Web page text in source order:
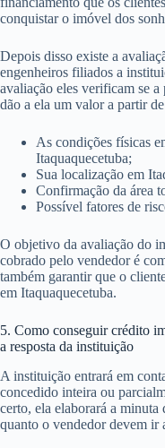
conquistar o imóvel dos
Depois disso existe a
engenheiros filiados a
avaliação eles verificam se
dão a ela um valor a partir
As condições físicas
Itaquaquecetuba;
Sua localização em
Confirmação da área
Possível fatores de
O objetivo da avaliação do
cobrado pelo vendedor é
também garantir que o
em Itaquaquecetuba.
5. Como conseguir crédito
a resposta da instituição
A instituição entrará em
concedido inteira ou
certo, ela elaborará a
quanto o vendedor devem ir